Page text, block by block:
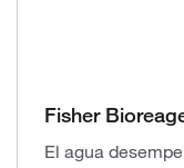
Fisher
El agua